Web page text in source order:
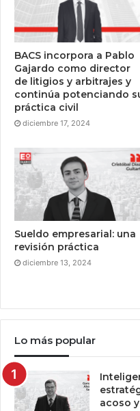
BACS incorpora a Pablo
Gajardo como director
de litigios y arbitrajes y
continúa potenciando
práctica civil
diciembre 17, 2024
Sueldo empresarial: una
revisión práctica
diciembre 13, 2024
Lo más popular
acoso